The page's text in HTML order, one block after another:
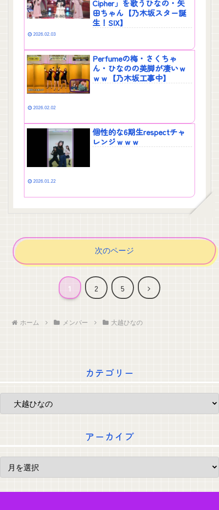
Cipher」を歌うひなの・矢
田ちゃん【乃木坂スター誕
生！SIX】
2026.02.03
Perfumeの梅・さくちゃ
ん・ひなのの美脚が凄いｗ
ｗｗ【乃木坂工事中】
2026.02.02
個性的な6期生respectチャ
レンジｗｗｗ
2026.01.22
次のページ
1 2 5
次
ホーム メンバー 大越ひなの
カテゴリー
アーカイブ